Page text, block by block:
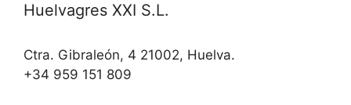
Huelvagres XXI S.L.
Ctra. Gibraleón, 4 21002, Huelva.
+34 959 151 809